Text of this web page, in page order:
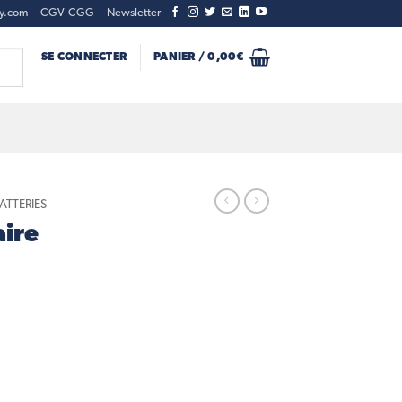
CGV-CGG Newsletter
SE CONNECTER PANIER /0,00€
batterie